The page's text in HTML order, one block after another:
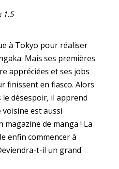
1.5
à Tokyo pour réaliser
Mais ses premières
appréciées et ses jobs
finissent en fiasco. Alors
désespoir, il apprend
est aussi
magazine de manga ! La
enfin commencer à
t-il un grand